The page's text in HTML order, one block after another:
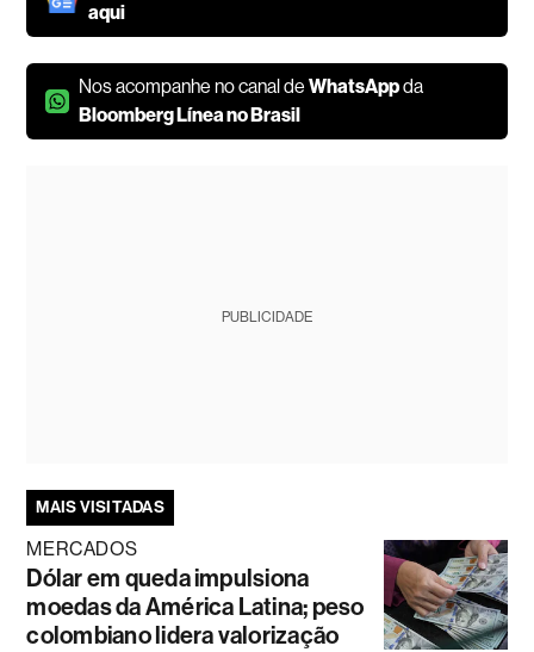
aqui
Nos acompanhe no canal deWhatsAppda
Bloomberg Línea no Brasil
PUBLICIDADE
MAIS VISITADAS
MERCADOS
Dólar em queda impulsiona
moedas da América Latina; peso
colombiano lidera valorização